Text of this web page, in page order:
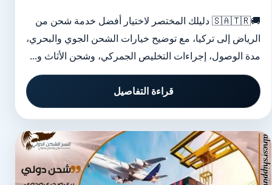
🚚🇸🇦🇹🇷 دليلك المختصر لاختيار أفضل خدمة شحن من
الرياض إلى تركيا، مع توضيح خيارات الشحن الجوي والبحري،
مدة الوصول، إجراءات التخليص الجمركي، وشحن الأثاث و...
قراءة التفاصيل